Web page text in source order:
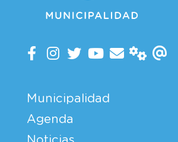
Municipalidad
Agenda